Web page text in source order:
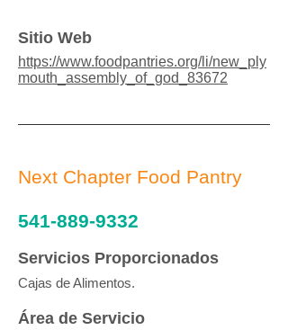
Sitio Web
https://www.foodpantries.org/li/new_ply
mouth_assembly_of_god_83672
Next Chapter Food Pantry
541-889-9332
Servicios Proporcionados
Cajas de Alimentos.
Área de Servicio